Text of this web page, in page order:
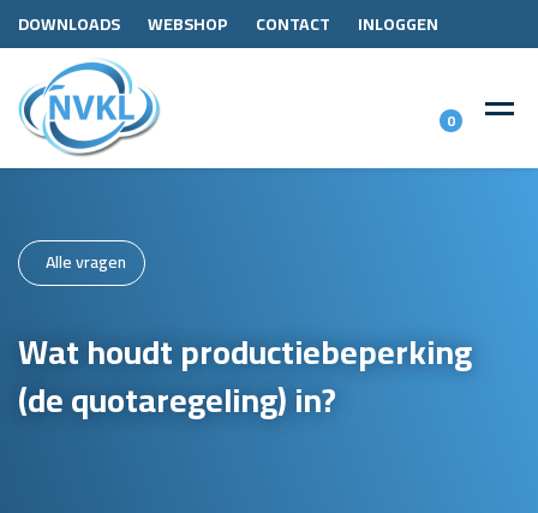
DOWNLOADS WEBSHOP CONTACT INLOGGEN
0
Alle vragen
Wat houdt productiebeperking
(de quotaregeling) in?